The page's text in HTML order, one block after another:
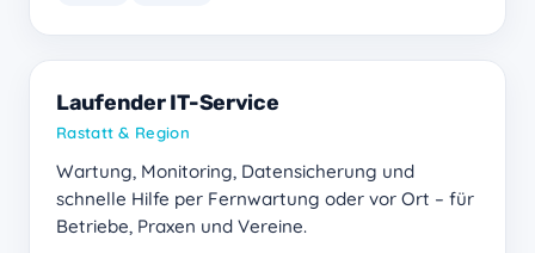
Laufender IT-Service
Rastatt & Region
Wartung, Monitoring, Datensicherung und
schnelle Hilfe per Fernwartung oder vor Ort – für
Betriebe, Praxen und Vereine.